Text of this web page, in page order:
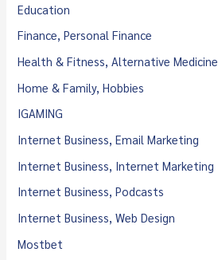
Education
Finance, Personal Finance
Health & Fitness, Alternative Medicine
Home & Family, Hobbies
IGAMING
Internet Business, Email Marketing
Internet Business, Internet Marketing
Internet Business, Podcasts
Internet Business, Web Design
Mostbet